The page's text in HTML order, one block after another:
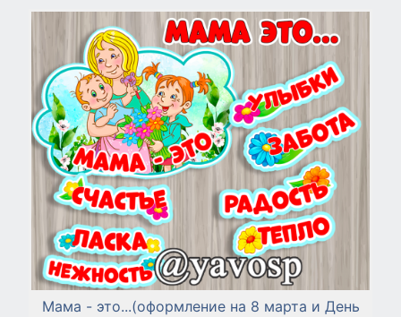
Мама - это...(оформление на 8 марта и День